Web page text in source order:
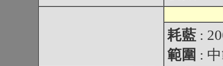
耗藍 :
範圍 :